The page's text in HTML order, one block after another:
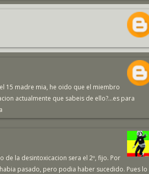
15 madre mia, he oido que el miembro
actualmente que sabeis de ello?...es para
de la desintoxicacion sera el 2º, fijo. Por
habia pasado, pero podia haber sucedido. Pues lo